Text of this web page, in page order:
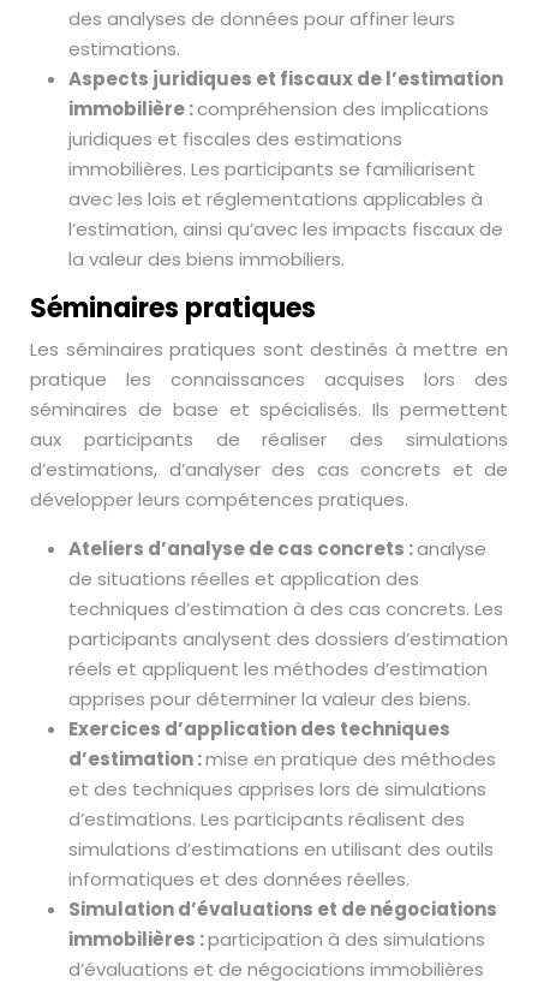
des analyses de données pour affiner leurs
estimations.
Aspects juridiques et fiscaux de l’estimation
immobilière :compréhension des implications
juridiques et fiscales des estimations
immobilières. Les participants se familiarisent
avec les lois et réglementations applicables à
l’estimation, ainsi qu’avec les impacts fiscaux de
la valeur des biens immobiliers.
Séminaires pratiques
Les séminaires pratiques sont destinés à mettre en
pratique les connaissances acquises lors des
séminaires de base et spécialisés. Ils permettent
aux participants de réaliser des simulations
d’estimations, d’analyser des cas concrets et de
développer leurs compétences pratiques.
Ateliers d’analyse de cas concrets :analyse
de situations réelles et application des
techniques d’estimation à des cas concrets. Les
participants analysent des dossiers d’estimation
réels et appliquent les méthodes d’estimation
apprises pour déterminer la valeur des biens.
Exercices d’application des techniques
d’estimation :mise en pratique des méthodes
et des techniques apprises lors de simulations
d’estimations. Les participants réalisent des
simulations d’estimations en utilisant des outils
informatiques et des données réelles.
Simulation d’évaluations et de négociations
immobilières :participation à des simulations
d’évaluations et de négociations immobilières